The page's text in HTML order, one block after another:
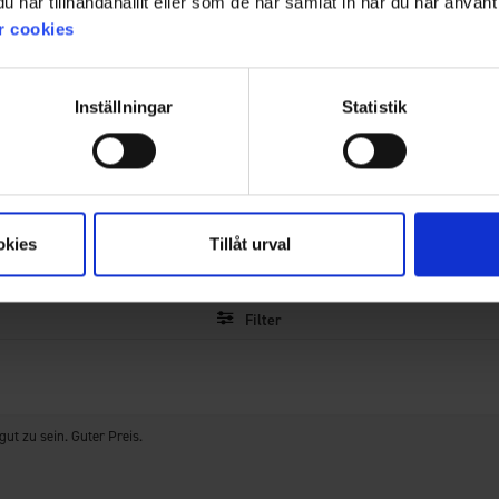
cookies
Inställningar Statistik
Tillåt urval
4.6
Sternen
Was unsere Kunden sagen
und die Erfüllung der Erwartungen. Mehrere heben
und der Reißverschluss als etwas klemmbar bemängelt.
KI-Zusammenfassung von 14 Kundenbewertungen
Filter
zu sein. Guter Preis.